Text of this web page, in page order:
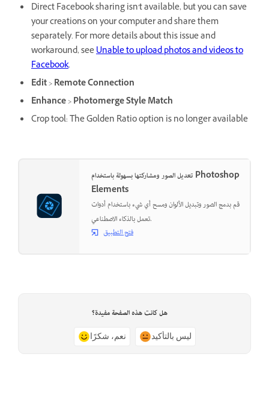
Direct Facebook sharing isn't available, but you can save
your creations on your computer and share them
separately. For more details about this issue and
workaround, seeUnable to upload photos and videos to
Facebook.
Edit>Remote Connection
Enhance>Photomerge Style Match
Crop tool: The Golden Ratio option is no longer available
تعديل الصور ومشاركتها بسهولة باستخدام Photoshop
Elements
قم بدمج الصور وتبديل الألوان ومسح أي شيء باستخدام أدوات
تعمل بالذكاء الاصطناعي.
فتح التطبيق
هل كانت هذه الصفحة مفيدة؟
نعم، شكرًا ليس بالتأكيد